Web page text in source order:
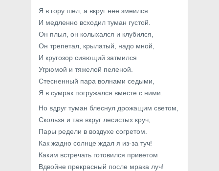
Я в гору шел, а вкруг нее змеился
И медленно всходил туман густой.
Он плыл, он колыхался и клубился,
Он трепетал, крылатый, надо мной,
И кругозор сияющий затмился
Угрюмой и тяжелой пеленой.
Стесненный пара волнами седыми,
Я в сумрак погружался вместе с ними.
Но вдруг туман блеснул дрожащим светом,
Скользя и тая вкруг лесистых круч,
Пары редели в воздухе согретом.
Как жадно солнце ждал я из-за туч!
Каким встречать готовился приветом
Вдвойне прекрасный после мрака луч!